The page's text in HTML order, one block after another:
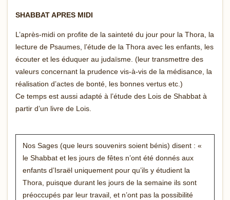
SHABBAT APRES MIDI
L’après-midi on profite de la sainteté du jour pour la Thora, la
lecture de Psaumes, l’étude de la Thora avec les enfants, les
écouter et les éduquer au judaïsme. (leur transmettre des
valeurs concernant la prudence vis-à-vis de la médisance, la
réalisation d’actes de bonté, les bonnes vertus etc.)
Ce temps est aussi adapté à l’étude des Lois de Shabbat à
partir d’un livre de Lois.
Nos Sages (que leurs souvenirs soient bénis) disent : «
le Shabbat et les jours de fêtes n’ont été donnés aux
enfants d’Israël uniquement pour qu’ils y étudient la
Thora, puisque durant les jours de la semaine ils sont
préoccupés par leur travail, et n’ont pas la possibilité